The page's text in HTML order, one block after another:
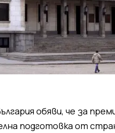
обяви, че за
подготовка от